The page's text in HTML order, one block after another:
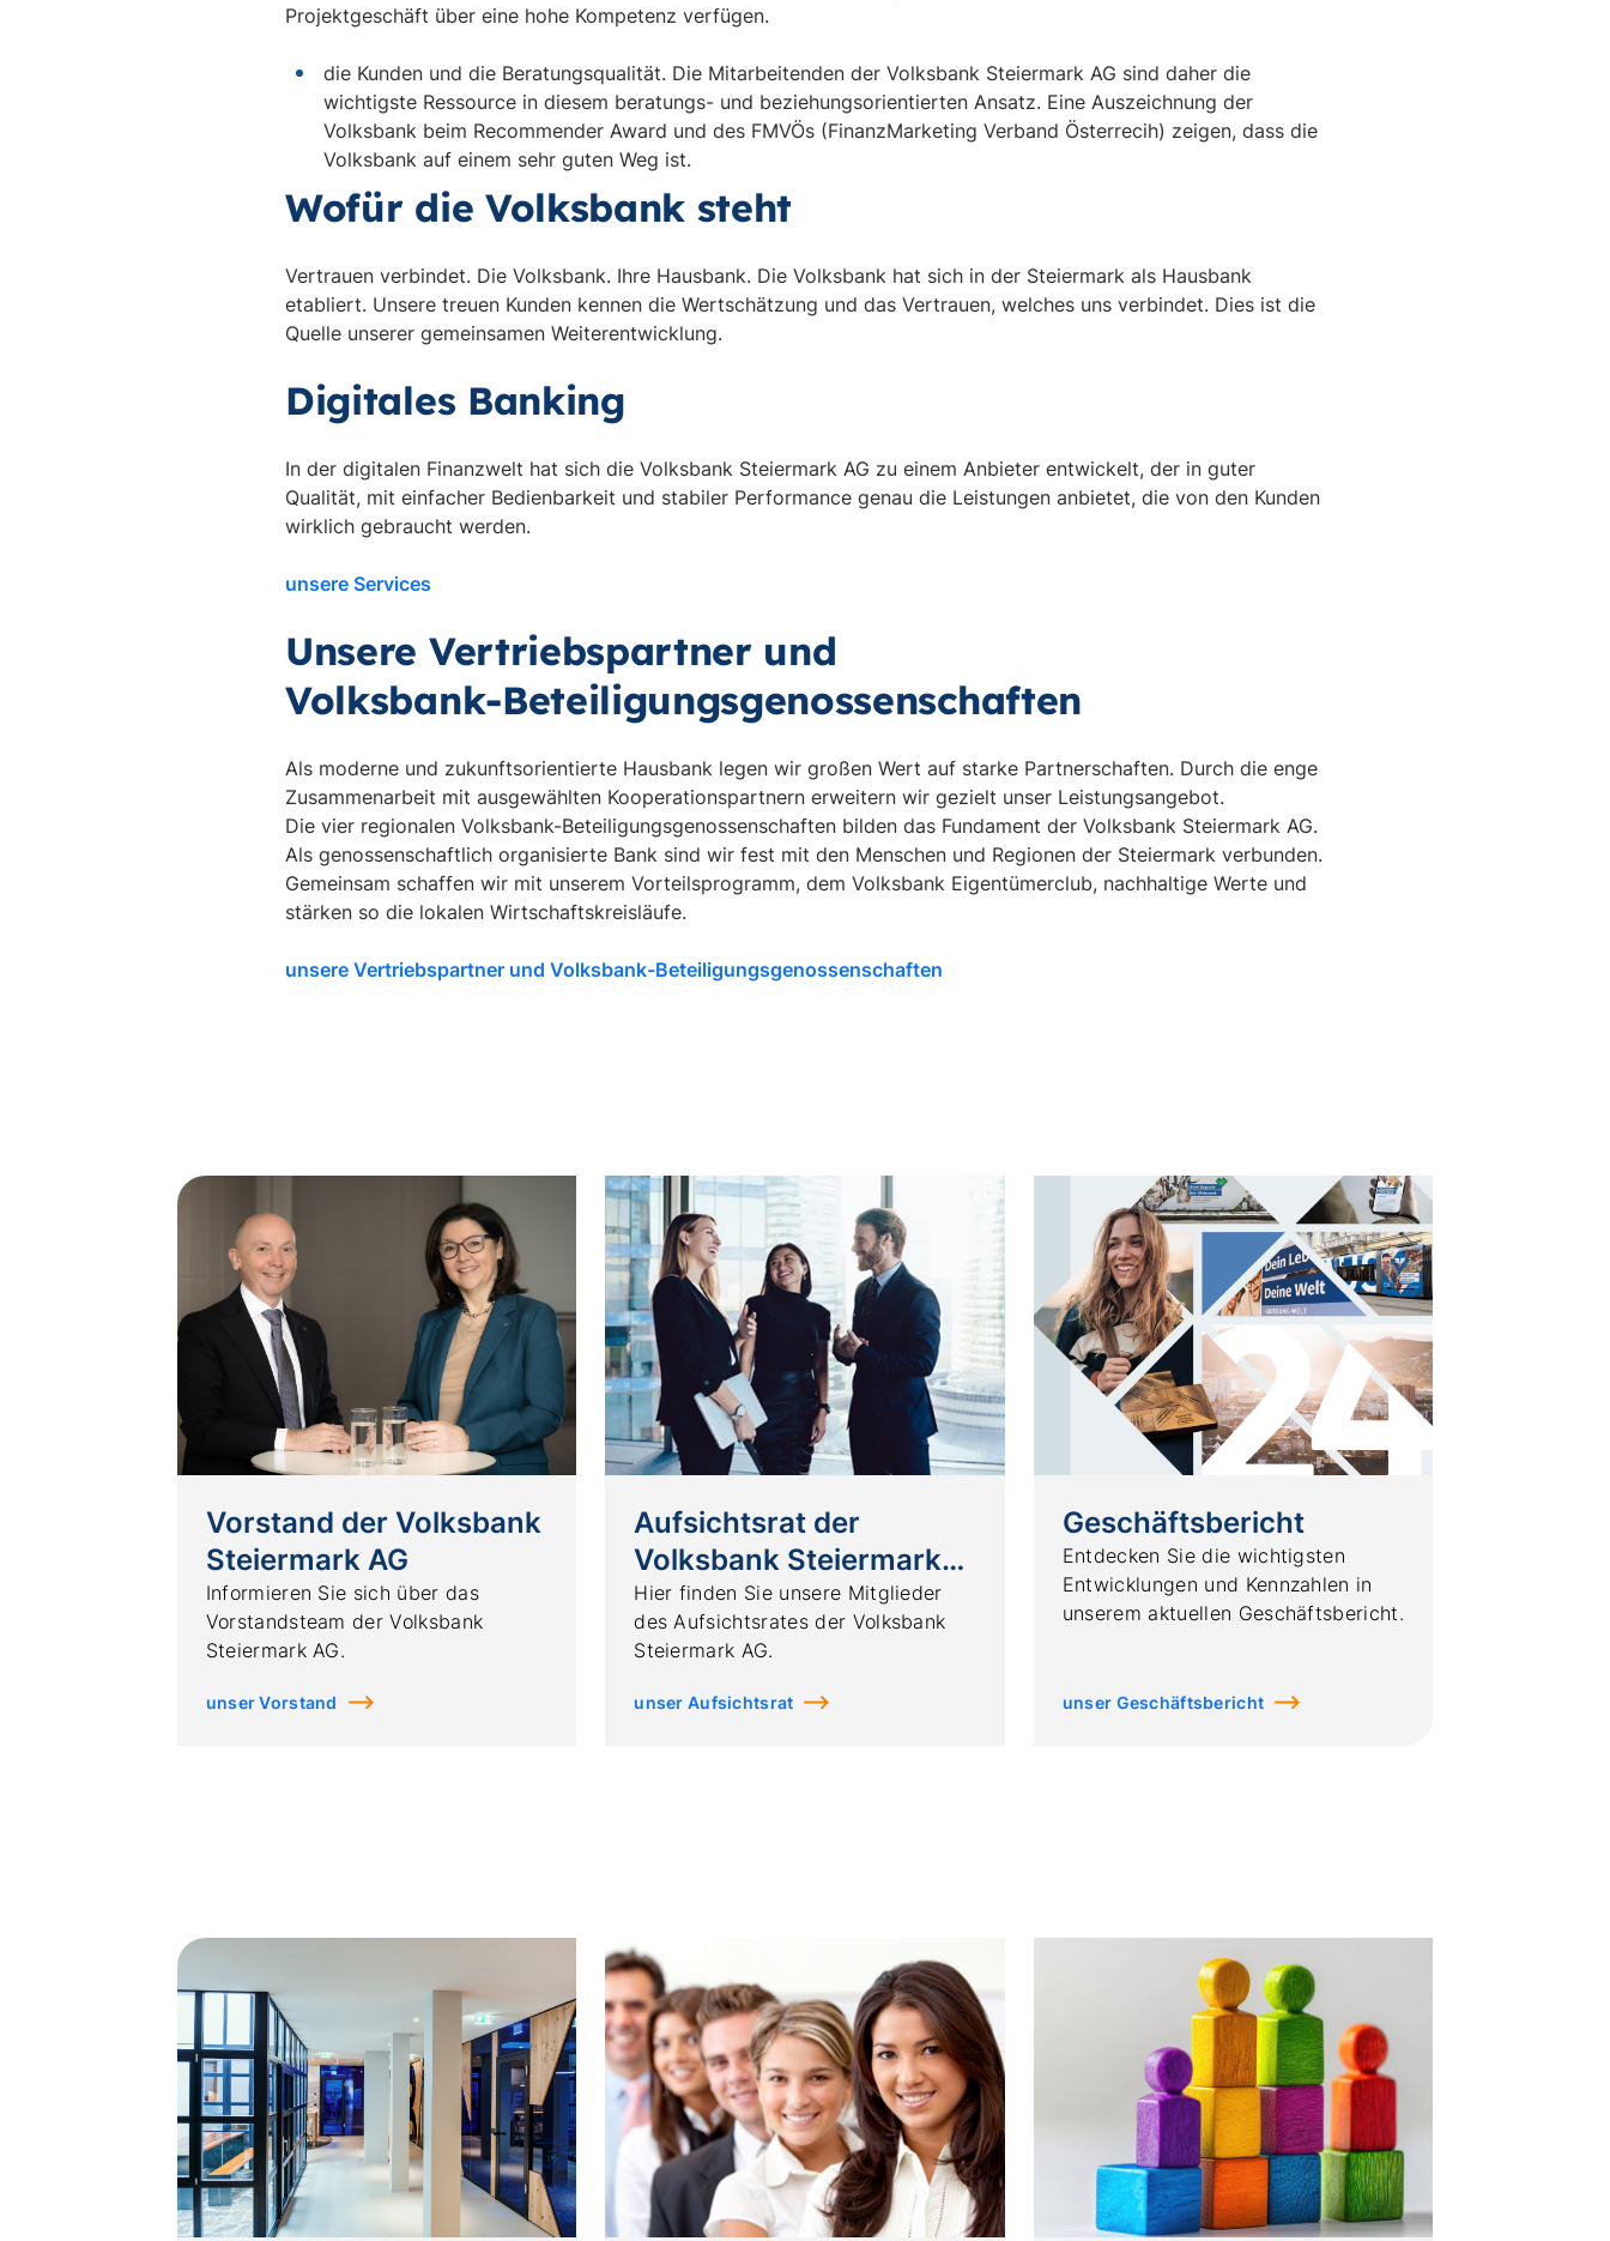
Projektgeschäft über eine hohe Kompetenz verfügen.
die Kunden und die Beratungsqualität. Die Mitarbeitenden der Volksbank Steiermark AG sind daher die
wichtigste Ressource in diesem beratungs- und beziehungsorientierten Ansatz. Eine Auszeichnung der
Volksbank beim Recommender Award und des FMVÖs (FinanzMarketing Verband Österrecih) zeigen, dass die
Volksbank auf einem sehr guten Weg ist.
Wofür die Volksbank steht
Vertrauen verbindet. Die Volksbank. Ihre Hausbank. Die Volksbank hat sich in der Steiermark als Hausbank
etabliert. Unsere treuen Kunden kennen die Wertschätzung und das Vertrauen, welches uns verbindet. Dies ist die
Quelle unserer gemeinsamen Weiterentwicklung.
Digitales Banking
In der digitalen Finanzwelt hat sich die Volksbank Steiermark AG zu einem Anbieter entwickelt, der in guter
Qualität, mit einfacher Bedienbarkeit und stabiler Performance genau die Leistungen anbietet, die von den Kunden
wirklich gebraucht werden.
unsere Services
Unsere Vertriebspartner und
Volksbank-Beteiligungsgenossenschaften
Als moderne und zukunftsorientierte Hausbank legen wir großen Wert auf starke Partnerschaften. Durch die enge
Zusammenarbeit mit ausgewählten Kooperationspartnern erweitern wir gezielt unser Leistungsangebot.
Die vier regionalen Volksbank-Beteiligungsgenossenschaften bilden das Fundament der Volksbank Steiermark AG.
Als genossenschaftlich organisierte Bank sind wir fest mit den Menschen und Regionen der Steiermark verbunden.
Gemeinsam schaffen wir mit unserem Vorteilsprogramm, dem Volksbank Eigentümerclub, nachhaltige Werte und
stärken so die lokalen Wirtschaftskreisläufe.
unsere Vertriebspartner und Volksbank-Beteiligungsgenossenschaften
Vorstand der Volksbank
Steiermark AG
Informieren Sie sich über das
Vorstandsteam der Volksbank
Steiermark AG.
unser Vorstand
Aufsichtsrat der
Volksbank Steiermark
AG
Hier finden Sie unsere Mitglieder
des Aufsichtsrates der Volksbank
Steiermark AG.
unser Aufsichtsrat
Geschäftsbericht
Entdecken Sie die wichtigsten
Entwicklungen und Kennzahlen in
unserem aktuellen Geschäftsbericht.
unser Geschäftsbericht